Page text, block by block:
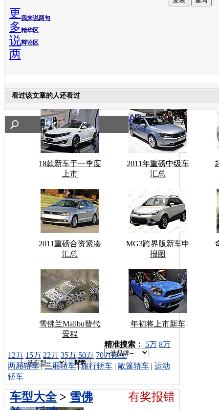
我来说两句
精华区
辩论区
更
多
说
两
看过该文章的人还看过
18款新车于一季度
上市
2011年重磅中级车
汇总
2011重磅合资紧凑
汇总
MG3跨界版新车申
报图
雪佛兰Malibu替代
景程
年初将上市新车
车型搜索：
精准搜索： 5万 8万
12万 15万 22万 35万 50万 70万以上
两厢轿车|三厢轿车|旅行轿车 | 敞篷轿车 | 运动
轿车
有奖报错
车型大全> 雪佛